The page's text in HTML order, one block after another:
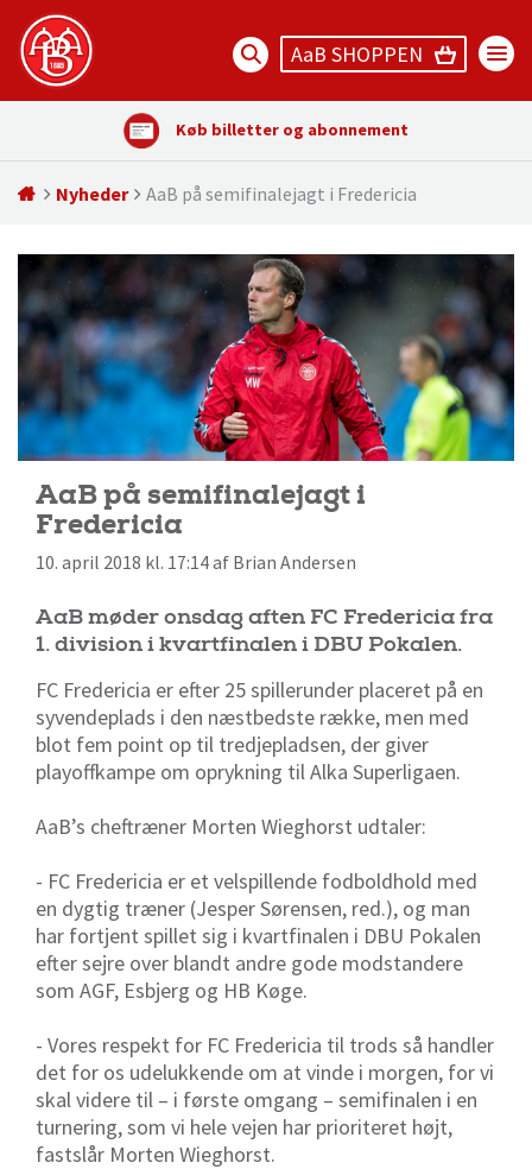
AaB SHOPPEN
Køb billetter og abonnement
Nyheder AaB på semifinalejagt i Fredericia
AaB på semifinalejagt i
Fredericia
10. april 2018 kl. 17:14 af Brian Andersen
AaB møder onsdag aften FC Fredericia fra
1. division i kvartfinalen i DBU Pokalen.
FC Fredericia er efter 25 spillerunder placeret på en
syvendeplads i den næstbedste række, men med
blot fem point op til tredjepladsen, der giver
playoffkampe om oprykning til Alka Superligaen.
AaB’s cheftræner Morten Wieghorst udtaler:
- FC Fredericia er et velspillende fodboldhold med
en dygtig træner (Jesper Sørensen, red.), og man
har fortjent spillet sig i kvartfinalen i DBU Pokalen
efter sejre over blandt andre gode modstandere
som AGF, Esbjerg og HB Køge.
- Vores respekt for FC Fredericia til trods så handler
det for os udelukkende om at vinde i morgen, for vi
skal videre til – i første omgang – semifinalen i en
turnering, som vi hele vejen har prioriteret højt,
fastslår Morten Wieghorst.